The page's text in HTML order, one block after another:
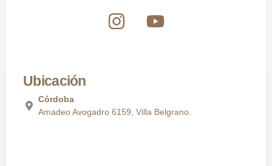
Ubicación
Córdoba
Amadeo Avogadro 6159, Villa Belgrano.